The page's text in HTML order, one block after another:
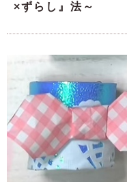
×ずらし』法～